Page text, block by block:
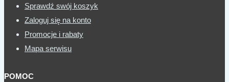
Sprawdź swój koszyk
Zaloguj się na konto
Promocje i rabaty
Mapa serwisu
POMOC